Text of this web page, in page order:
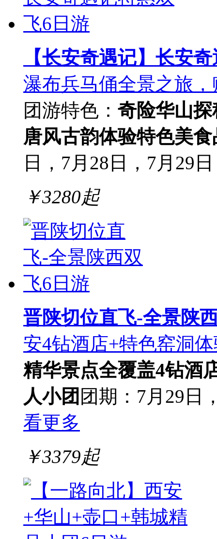
【长安奇遇记】长安
瀑布兵马俑全景之旅
团游特色： 奇险华山探
唐风古韵体验特色美食
日，7月28日，7月29
￥3280起
晋陕切位直飞-全景陕
安4钻酒店+特色窑洞
精华景点全覆盖4钻酒
人小团 团期：7月29日
看更多
￥3379起